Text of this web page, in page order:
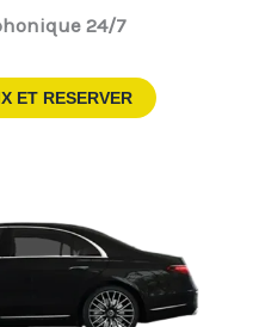
24/7
ET RESERVER